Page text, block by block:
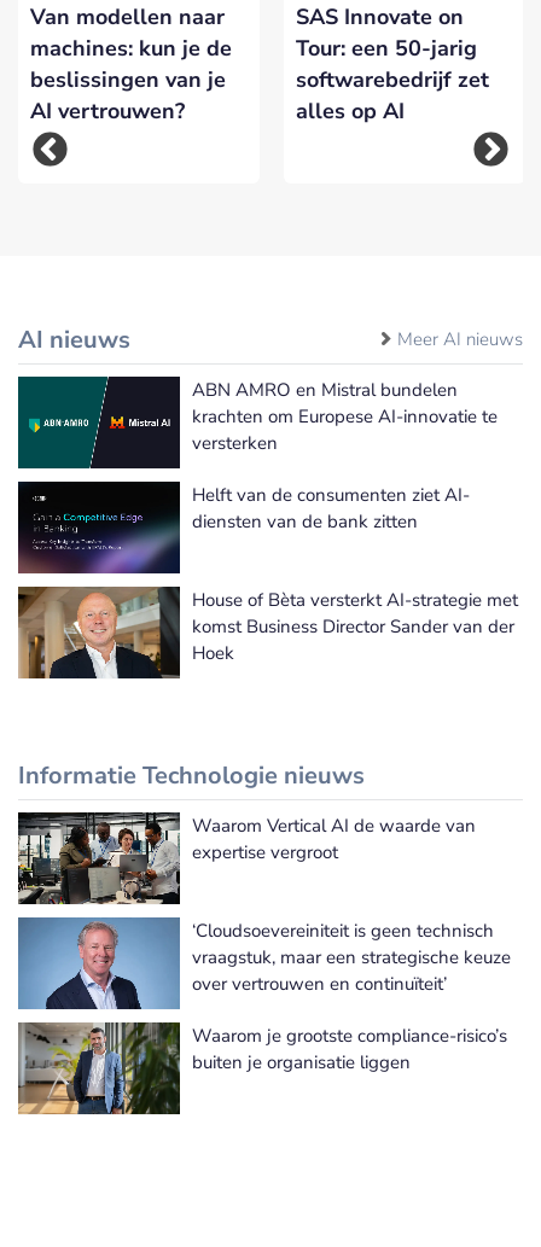
Van modellen naar
machines: kun je de
beslissingen van je
AI vertrouwen?
SAS Innovate on
Tour: een 50-jarig
softwarebedrijf zet
alles op AI
AI nieuws Meer AI nieuws
ABN AMRO en Mistral bundelen
krachten om Europese AI-innovatie te
versterken
Helft van de consumenten ziet AI-
diensten van de bank zitten
House of Bèta versterkt AI-strategie met
komst Business Director Sander van der
Hoek
Informatie Technologie nieuws
Meer Informatie Technologie nieuws
Waarom Vertical AI de waarde van
expertise vergroot
‘Cloudsoevereiniteit is geen technisch
vraagstuk, maar een strategische keuze
over vertrouwen en continuïteit’
Waarom je grootste compliance-risico’s
buiten je organisatie liggen